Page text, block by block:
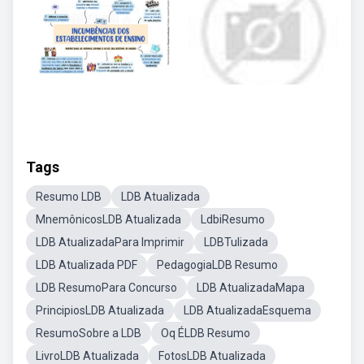
Tags
Resumo LDB
LDB Atualizada
MnemônicosLDB Atualizada
LdbiResumo
LDB AtualizadaPara Imprimir
LDBTulizada
LDB Atualizada PDF
PedagogiaLDB Resumo
LDB ResumoPara Concurso
LDB AtualizadaMapa
PrincipiosLDB Atualizada
LDB AtualizadaEsquema
ResumoSobre a LDB
Oq ÉLDB Resumo
LivroLDB Atualizada
FotosLDB Atualizada